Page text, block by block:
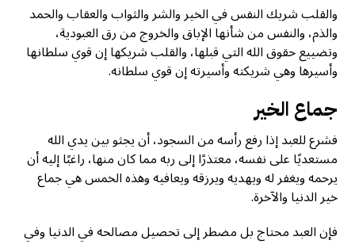
والقلب شريك النفس في الخير والشر والثواب والعقاب والحمد
والذم، والنفس من شأنها الإباق والخروج من رق العبودية،
وتضييع حقوق الله التي قبلها، والقلب شريكها إن قوي سلطانها
وأسيرها وهي شريكته وأسيرته إن قوي سلطانه.
جماع الخير
فشرع للعبد إذا رفع رأسه من السجود، أن يجثو بين يدي الله
مستعديًا على نفسه، معتذرًا إلى ربه مما كان منها، راغبًا إليه أن
يرحمه ويغفر له ويهديه ويرزقه ويعافيه وهذه الخمس هي جماع
خير الدنيا والآخرة.
فإن العبد محتاج بل مضطر إلى تحصيل مصالحه في الدنيا وفي